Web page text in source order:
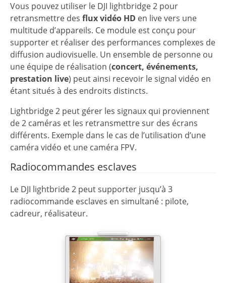
Vous pouvez utiliser le DJI lightbridge 2 pour
retransmettre des flux vidéo HD en live vers une
multitude d’appareils. Ce module est conçu pour
supporter et réaliser des performances complexes de
diffusion audiovisuelle. Un ensemble de personne ou
une équipe de réalisation (concert, événements,
prestation live) peut ainsi recevoir le signal vidéo en
étant situés à des endroits distincts.
Lightbridge 2 peut gérer les signaux qui proviennent
de 2 caméras et les retransmettre sur des écrans
différents. Exemple dans le cas de l’utilisation d’une
caméra vidéo et une caméra FPV.
Radiocommandes esclaves
Le DJI lightbride 2 peut supporter jusqu’à 3
radiocommande esclaves en simultané : pilote,
cadreur, réalisateur.